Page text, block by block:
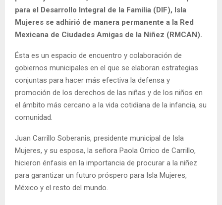
para el Desarrollo Integral de la Familia (DIF), Isla
Mujeres se adhirió de manera permanente a la Red
Mexicana de Ciudades Amigas de la Niñez (RMCAN).
Ésta es un espacio de encuentro y colaboración de
gobiernos municipales en el que se elaboran estrategias
conjuntas para hacer más efectiva la defensa y
promoción de los derechos de las niñas y de los niños en
el ámbito más cercano a la vida cotidiana de la infancia, su
comunidad.
Juan Carrillo Soberanis, presidente municipal de Isla
Mujeres, y su esposa, la señora Paola Orrico de Carrillo,
hicieron énfasis en la importancia de procurar a la niñez
para garantizar un futuro próspero para Isla Mujeres,
México y el resto del mundo.